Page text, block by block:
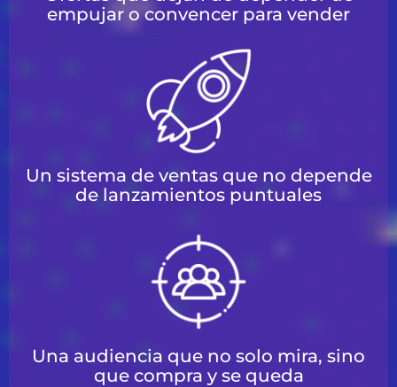
empujar o convencer para vender
Un sistema de ventas que no depende
de lanzamientos puntuales
Una audiencia que no solo mira, sino
que compra y se queda